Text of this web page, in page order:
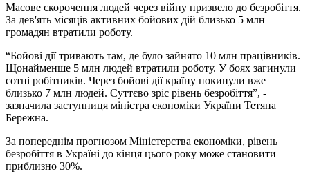
Масове скорочення людей через війну призвело до безробіття.
За дев'ять місяців активних бойових дій близько 5 млн
громадян втратили роботу.
“Бойові дії тривають там, де було зайнято 10 млн працівників.
Щонайменше 5 млн людей втратили роботу. У боях загинули
сотні робітників. Через бойові дії країну покинули вже
близько 7 млн людей. Суттєво зріс рівень безробіття”, -
зазначила заступниця міністра економіки України Тетяна
Бережна.
За попереднім прогнозом Міністерства економіки, рівень
безробіття в Україні до кінця цього року може становити
приблизно 30%.